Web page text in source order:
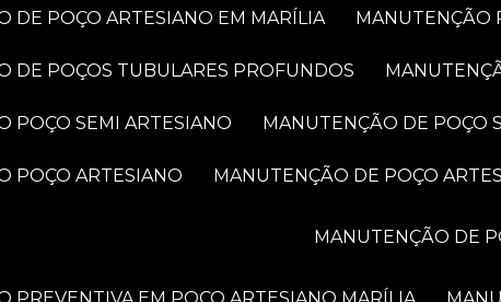
DE POÇO ARTESIANO EM MARÍLIA MANUTENÇÃO
DE POÇOS TUBULARES PROFUNDOS
POÇO SEMI ARTESIANO MANUTENÇÃO DE POÇO
POÇO ARTESIANO MANUTENÇÃO DE POÇO
MANUTENÇÃO DE